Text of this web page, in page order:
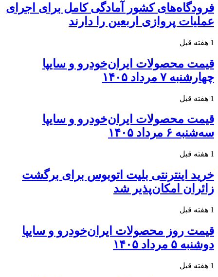
فرودگاه‌های کشور آمادگی کامل برای اجرای
عملیات پروازی اربعین را دارند
1 هفته قبل
قیمت محصولات ایران‌خودرو و سایپا
چهارشنبه ۷ مرداد ۱۴۰۵
1 هفته قبل
قیمت محصولات ایران‌خودرو و سایپا
سه‌شنبه ۶ مرداد ۱۴۰۵
1 هفته قبل
خرید اینترنتی بلیت اتوبوس برای برگشت
زائران امکان‌پذیر شد
1 هفته قبل
قیمت روز محصولات ایران‌خودرو و سایپا
دوشنبه ۵ مرداد ۱۴۰۵
1 هفته قبل